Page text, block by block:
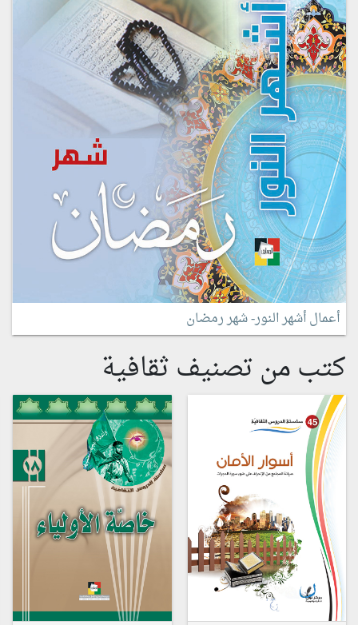
أعمال أشهر النور- شهر رمضان
كتب من تصنيف ثقافية